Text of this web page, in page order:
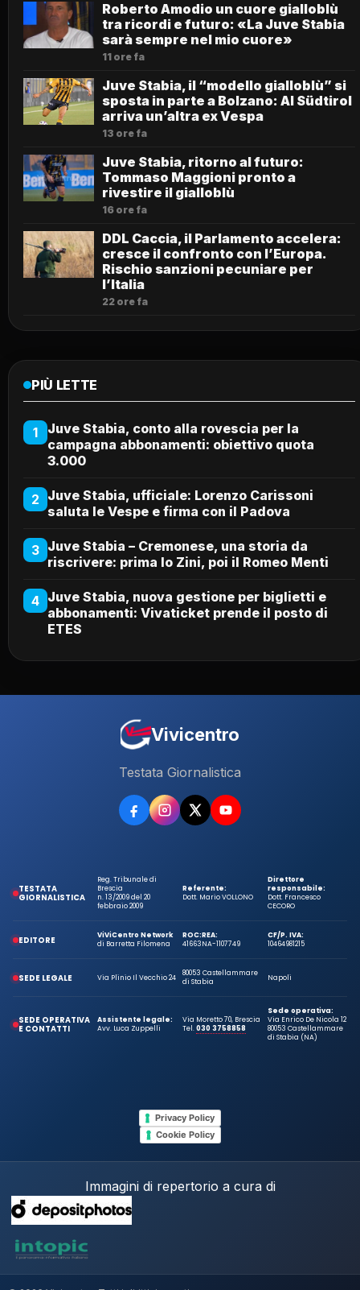
Roberto Amodio un cuore gialloblù
tra ricordi e futuro: «La Juve Stabia
sarà sempre nel mio cuore»
11 ore fa
Juve Stabia, il “modello gialloblù” si
sposta in parte a Bolzano: Al Südtirol
arriva un’altra ex Vespa
13 ore fa
Juve Stabia, ritorno al futuro:
Tommaso Maggioni pronto a
rivestire il gialloblù
16 ore fa
DDL Caccia, il Parlamento accelera:
cresce il confronto con l’Europa.
Rischio sanzioni pecuniare per
l’Italia
22 ore fa
PIÙ LETTE
1
Juve Stabia, conto alla rovescia per la
campagna abbonamenti: obiettivo quota
3.000
2 Juve Stabia, ufficiale: Lorenzo Carissoni
saluta le Vespe e firma con il Padova
3 Juve Stabia – Cremonese, una storia da
riscrivere: prima lo Zini, poi il Romeo Menti
4 Juve Stabia, nuova gestione per biglietti e
abbonamenti: Vivaticket prende il posto di
ETES
Vivicentro
Testata Giornalistica
TESTATA
GIORNALISTICA
Reg. Tribunale di
Brescia
n. 13/2009 del 20
febbraio 2009
Referente:
Dott. Mario VOLLONO
Direttore
responsabile:
Dott. Francesco
CECORO
EDITORE
ViViCentro Network
di Barretta Filomena
ROC:
41663
REA:
NA-1107749
CF/P. IVA:
10464981215
SEDE LEGALE Via Plinio Il Vecchio 24
80053 Castellammare
di Stabia
Napoli
SEDE OPERATIVA
E CONTATTI
Assistente legale:
Avv. Luca Zuppelli
Via Moretto 70, Brescia
Tel.030 3758858
Sede operativa:
Via Enrico De Nicola 12
80053 Castellammare
di Stabia (NA)
Privacy Policy
Cookie Policy
Immagini di repertorio a cura di